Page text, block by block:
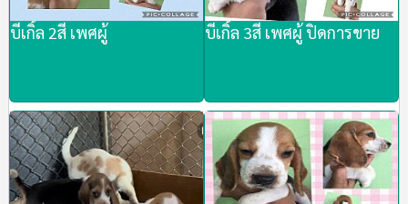
บีเกิ้ล 2สี เพศผู้ บีเกิ้ล 3สี เพศผู้ ปิดการขาย